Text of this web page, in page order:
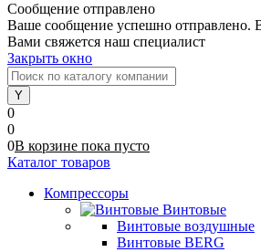
Сообщение отправлено
Ваше сообщение успешно отправлено.
Вами свяжется наш специалист
Закрыть окно
0
0
0В корзине пока пусто
Каталог товаров
Компрессоры
Винтовые
Винтовые воздушные
Винтовые BERG